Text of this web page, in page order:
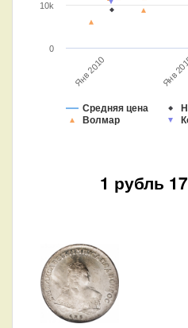
Средняя цена
Волмар
Янв 2010 Янв
0
10k
1 рубль